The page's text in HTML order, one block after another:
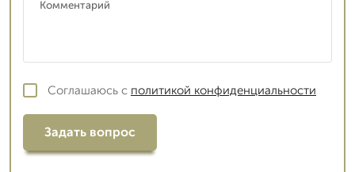
Соглашаюсь с политикой конфиденциальности
Задать вопрос